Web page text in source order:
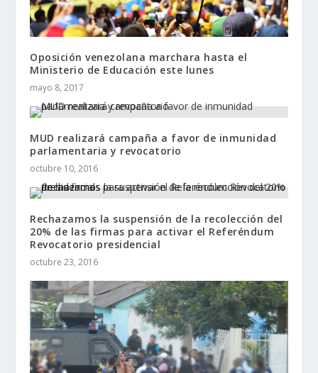
Oposición venezolana marchara hasta el
Ministerio de Educación este lunes
mayo 8, 2017
MUD realizará campaña a favor de inmunidad
parlamentaria y revocatorio
octubre 10, 2016
Rechazamos la suspensión de la recolección del
20% de las firmas para activar el Referéndum
Revocatorio presidencial
octubre 23, 2016